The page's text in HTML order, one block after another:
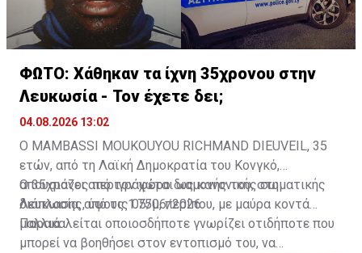
ΦΩΤΟ: Χάθηκαν τα ίχνη 35χρονου στην
Λευκωσία - Τον έχετε δει;
04.08.2026 13:02
Ο MAMBASSI MOUKOUYOU RICHMAND DIEUVEIL, 35
ετών, από τη Λαϊκή Δημοκρατία του Κονγκό,
απουσιάζει από τον χώρο διαμονής του, στη
Λευκωσία, από τις 05/06/2026.
Ο 35χρονος περιγράφεται ως κανονικής σωματικής
διάπλασης, ύψους 1.75μ, περίπου, με μαύρα κοντά
μαλλιά.
Παρακαλείται οποιοσδήποτε γνωρίζει οτιδήποτε που
μπορεί να βοηθήσει στον εντοπισμό του, να